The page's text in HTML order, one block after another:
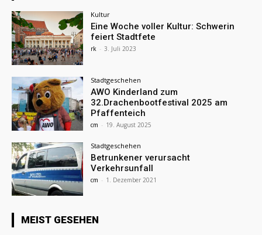
Kultur
Eine Woche voller Kultur: Schwerin
feiert Stadtfete
rk - 3. Juli 2023
Stadtgeschehen
AWO Kinderland zum
32.Drachenbootfestival 2025 am
Pfaffenteich
cm - 19. August 2025
Stadtgeschehen
Betrunkener verursacht
Verkehrsunfall
cm - 1. Dezember 2021
MEIST GESEHEN